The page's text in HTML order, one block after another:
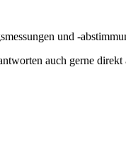
und -
auch gerne